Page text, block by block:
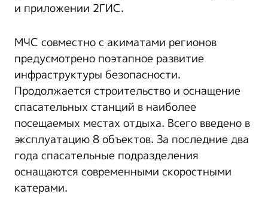
и приложении 2ГИС.
МЧС совместно с акиматами регионов
предусмотрено поэтапное развитие
инфраструктуры безопасности.
Продолжается строительство и оснащение
спасательных станций в наиболее
посещаемых местах отдыха. Всего введено в
эксплуатацию 8 объектов. За последние два
года спасательные подразделения
оснащаются современными скоростными
катерами.